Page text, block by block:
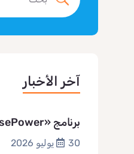
آخر الأخبار
برنامج «HorsePower» لكبار السن
30 يوليو 2026